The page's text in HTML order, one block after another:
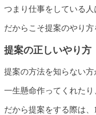
つまり仕事をしている
だからこそ提案のやり
提案の正しいやり方
提案の方法を知らない
一生懸命作ってくれたり
だから提案をする際は、